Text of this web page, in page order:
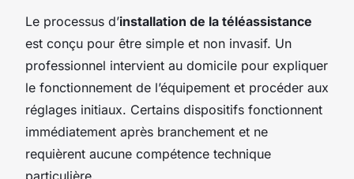
Le processus d’installation de la téléassistance
est conçu pour être simple et non invasif. Un
professionnel intervient au domicile pour expliquer
le fonctionnement de l’équipement et procéder aux
réglages initiaux. Certains dispositifs fonctionnent
immédiatement après branchement et ne
requièrent aucune compétence technique